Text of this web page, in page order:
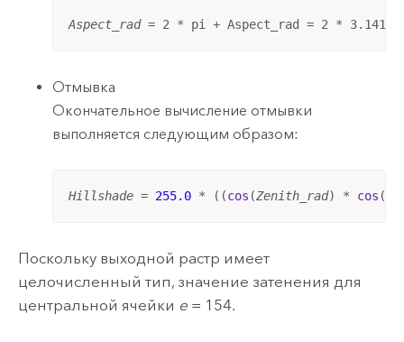
Aspect_rad = 2 * pi + Aspect_rad = 2 *
Отмывка
Окончательное вычисление отмывки
выполняется следующим образом:
Hillshade = 255.0 * ((cos (Zenith_rad) * cos (
Поскольку выходной растр имеет
целочисленный тип, значение затенения для
центральной ячейки e= 154.